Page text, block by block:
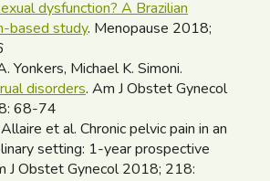
dysfunction? A Brazilian
based study. Menopause 2018;
Yonkers, Michael K. Simoni.
disorders. Am J Obstet Gynecol
68-74
et al. Chronic pelvic pain in an
setting: 1-year prospective
J Obstet Gynecol 2018; 218: